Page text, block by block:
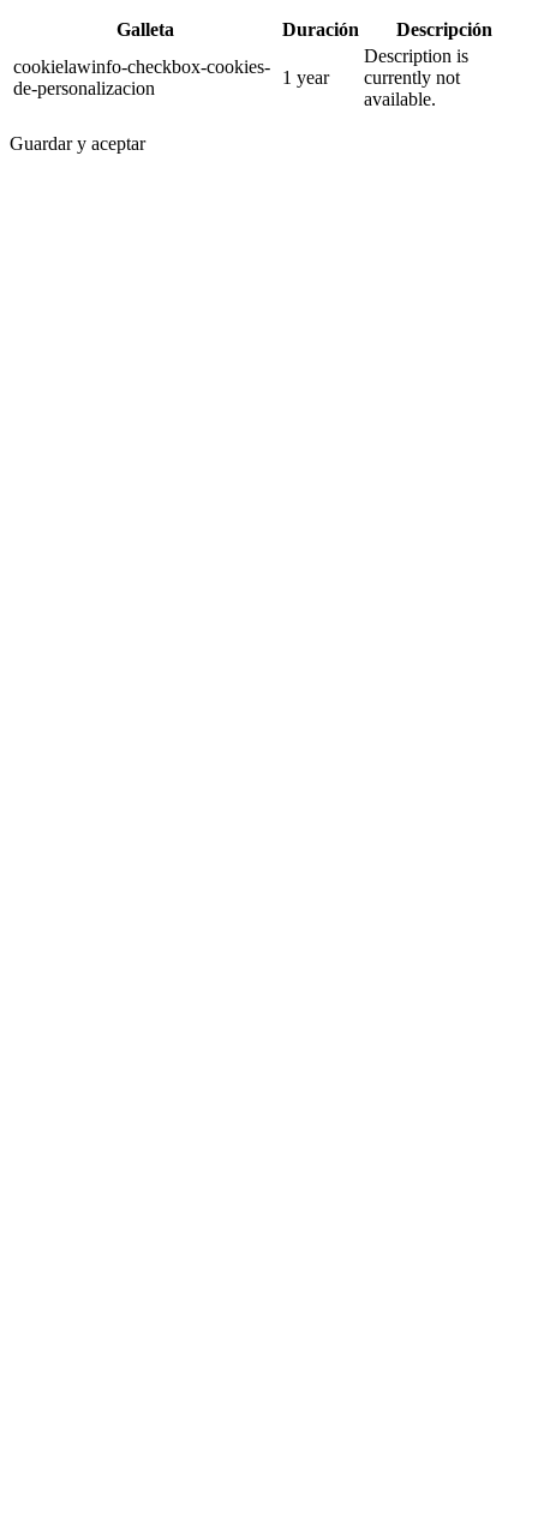
Galleta Duración
Descripción
cookielawinfo-checkbox-cookies-
de-personalizacion
1 year
Description is
currently not
available.
Guardar y aceptar